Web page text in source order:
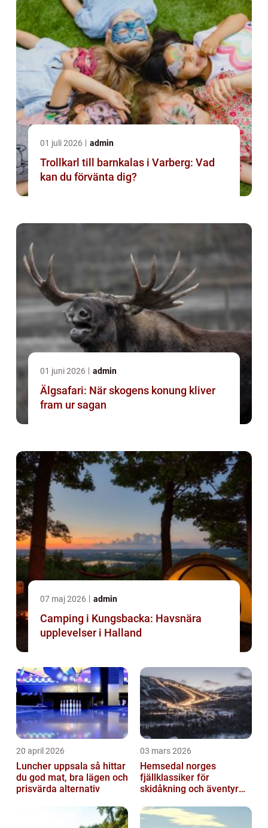
01 juli 2026 admin
Trollkarl till barnkalas i Varberg: Vad
kan du förvänta dig?
01 juni 2026 admin
Älgsafari: När skogens konung kliver
fram ur sagan
07 maj 2026 admin
Camping i Kungsbacka: Havsnära
upplevelser i Halland
20 april 2026
Luncher uppsala så hittar
du god mat, bra lägen och
prisvärda alternativ
03 mars 2026
Hemsedal norges
fjällklassiker för
skidåkning och äventyr